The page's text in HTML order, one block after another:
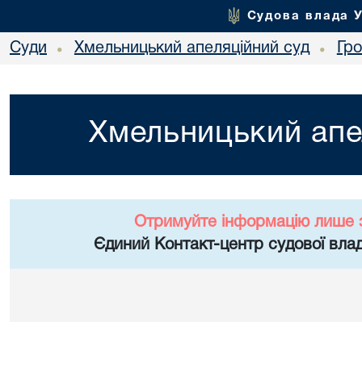
Судова влада
Суди • Хмельницький апеляційний суд •
Хмельницький
Отримуйте інформацію лише
Єдиний Контакт-центр судової